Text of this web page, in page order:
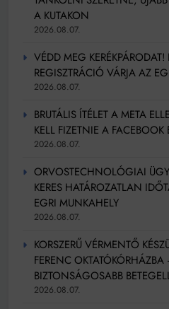
A KUTAKON
2026.08.07.
VÉDD MEG
REGISZTRÁCIÓ VÁRJA AZ
2026.08.07.
BRUTÁLIS ÍTÉLET A META
KELL FIZETNIE A
2026.08.07.
ORVOSTECHNOLÓGIAI
KERES HATÁROZATLAN
EGRI MUNKAHELY
2026.08.07.
KORSZERŰ VÉRMENTŐ
FERENC OKTATÓKÓRHÁZBA
BIZTONSÁGOSABB
2026.08.07.